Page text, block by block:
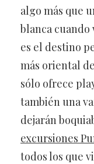
algo más que
blanca cuando
es el destino
más oriental
sólo ofrece
también una
dejarán
excursiones
todos los que